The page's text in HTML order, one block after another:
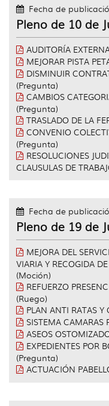
Fecha de
Pleno de 10 de
AUDITORÍA
MEJORAR PISTA
DISMINUIR
(Pregunta)
CAMBIOS
(Pregunta)
TRASLADO DE LA
CONVENIO
(Pregunta)
RESOLUCIONES
CLAUSULAS DE
Fecha de
Pleno de 19 de
MEJORA DEL
VIARIA Y RECOGIDA
(Moción)
REFUERZO
(Ruego)
PLAN ANTI RATAS
SISTEMA
ASEOS
EXPEDIENTES POR
(Pregunta)
ACTUACIÓN